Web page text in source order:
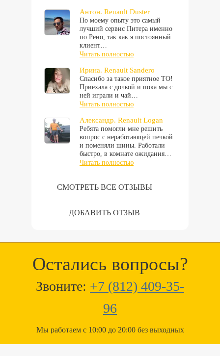
Антон. Renault Duster
По моему опыту это самый
лучший сервис Питера именно
по Рено, так как я постоянный
клиент…
Читать полностью
Ирина. Renault Sandero
Спасибо за такое приятное ТО!
Приехала с дочкой и пока мы с
ней играли и чай…
Читать полностью
Александр. Renault Logan
Ребята помогли мне решить
вопрос с неработающей печкой
и поменяли шины. Работали
быстро, в комнате ожидания…
Читать полностью
СМОТРЕТЬ ВСЕ ОТЗЫВЫ
ДОБАВИТЬ ОТЗЫВ
Остались вопросы?
Звоните: +7 (812) 409-35-
96
Мы работаем с 10:00 до 20:00 без выходных